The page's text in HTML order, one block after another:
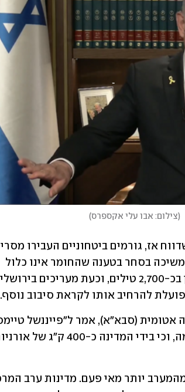
(צילום: אבו עלי אקספרס)
להרחיב אותו לקראת סיבוב נוסף.